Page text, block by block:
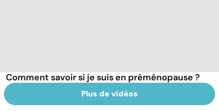
Comment savoir si je suis en préménopause ?
Plus de vidéos